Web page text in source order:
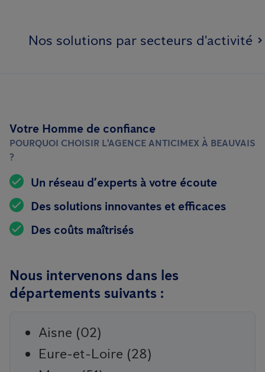
Nos solutions par secteurs d'activité
Votre Homme de confiance
POURQUOI CHOISIR L'AGENCE ANTICIMEX À BEAUVAIS
?
Un réseau d’experts à votre écoute
Des solutions innovantes et efficaces
Des coûts maîtrisés
Nous intervenons dans les
départements suivants :
Aisne (02)
Eure-et-Loire (28)